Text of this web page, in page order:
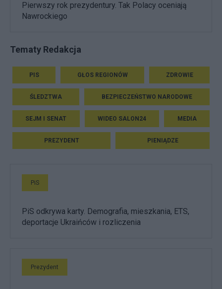
Pierwszy rok prezydentury. Tak Polacy oceniają
Nawrockiego
Tematy Redakcja
PIS GŁOS REGIONÓW ZDROWIE
ŚLEDZTWA BEZPIECZEŃSTWO NARODOWE
SEJM I SENAT WIDEO SALON24 MEDIA
PREZYDENT PIENIĄDZE
PiS
PiS odkrywa karty. Demografia, mieszkania, ETS,
deportacje Ukraińców i rozliczenia
Prezydent